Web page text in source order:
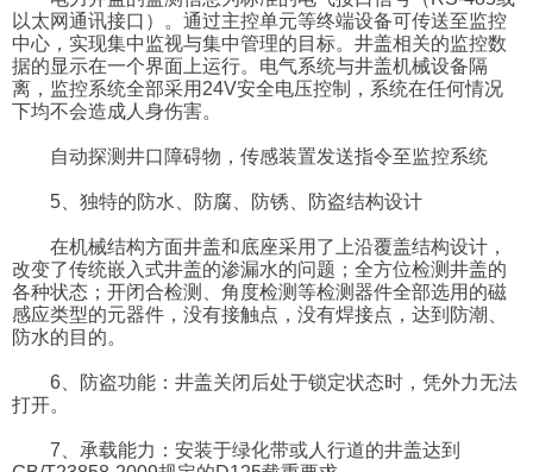
以太网通讯接口）。通过主控单元等终端设备可传送至监控
中心，实现集中监视与集中管理的目标。井盖相关的监控数
据的显示在一个界面上运行。电气系统与井盖机械设备隔
离，监控系统全部采用24V安全电压控制，系统在任何情况
下均不会造成人身伤害。
自动探测井口障碍物，传感装置发送指令至监控系统
5、独特的防水、防腐、防锈、防盗结构设计
在机械结构方面井盖和底座采用了上沿覆盖结构设计，
改变了传统嵌入式井盖的渗漏水的问题；全方位检测井盖的
各种状态；开闭合检测、角度检测等检测器件全部选用的磁
感应类型的元器件，没有接触点，没有焊接点，达到防潮、
防水的目的。
6、防盗功能：井盖关闭后处于锁定状态时，凭外力无法
打开。
7、承载能力：安装于绿化带或人行道的井盖达到